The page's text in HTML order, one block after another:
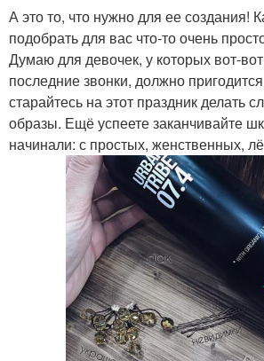
А это то, что нужно для ее создания!
подобрать для вас что-то очень
Думаю для девочек, у которых вот-
последние звонки, должно
старайтесь на этот праздник делать
образы. Ещё успеете заканчивайте
начинали: с простых, женственных,